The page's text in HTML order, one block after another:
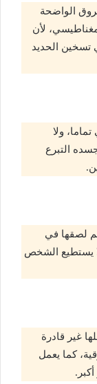
الواضحة
لأن
تسخين الحديد
ولا
التبرع
لصقها في
يستطيع الشخص
غير قادرة
كما يعمل